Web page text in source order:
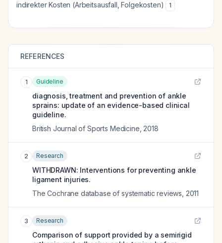
indirekter Kosten (Arbeitsausfall, Folgekosten)
1
REFERENCES
1 Guideline
diagnosis, treatment and prevention of ankle
sprains: update of an evidence-based clinical
guideline.
British Journal of Sports Medicine 2018
2 Research
WITHDRAWN: Interventions for preventing ankle
ligament injuries.
The Cochrane database of systematic reviews 2011
3 Research
Comparison of support provided by a semirigid